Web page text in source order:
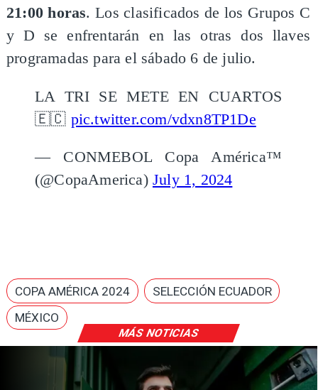
MÁS NOTICIAS
21:00 horas. Los clasificados de los Grupos C
y D se enfrentarán en las otras dos llaves
programadas para el sábado 6 de julio.
LA TRI SE METE EN CUARTOS
🇪🇨 pic.twitter.com/vdxn8TP1De
— CONMEBOL Copa América™️
(@CopaAmerica) July 1, 2024
COPA AMÉRICA 2024
SELECCIÓN ECUADOR
MÉXICO